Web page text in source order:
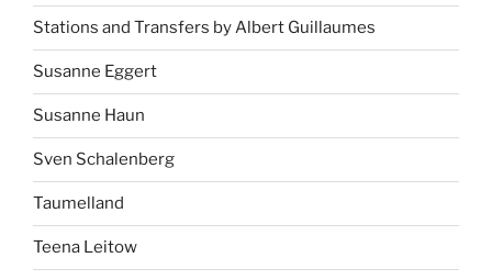
Stations and Transfers by Albert Guillaumes
Susanne Eggert
Susanne Haun
Sven Schalenberg
Taumelland
Teena Leitow